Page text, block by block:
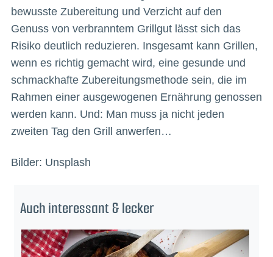
bewusste Zubereitung und Verzicht auf den
Genuss von verbranntem Grillgut lässt sich das
Risiko deutlich reduzieren. Insgesamt kann Grillen,
wenn es richtig gemacht wird, eine gesunde und
schmackhafte Zubereitungsmethode sein, die im
Rahmen einer ausgewogenen Ernährung genossen
werden kann. Und: Man muss ja nicht jeden
zweiten Tag den Grill anwerfen…
Bilder: Unsplash
Auch interessant & lecker